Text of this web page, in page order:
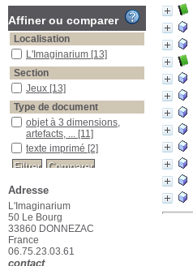
Affiner ou comparer
Localisation
L'Imaginarium [13]
Section
Jeux [13]
Type de document
objet à 3 dimensions,
artefacts, ... [11]
texte imprimé [2]
Adresse
L'Imaginarium
50 Le Bourg
33860 DONNEZAC
France
06.75.23.03.61
contact